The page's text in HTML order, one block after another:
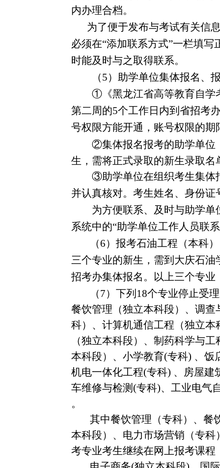
内办理合档。
为了便于发布与考试有关信
必须在“添加联系方式”一栏填
时能及时与之取得联系。
（5）助学单位集体报名、
①《黑龙江省高等教育自学
第二周的5个工作日内到省招考
号权限方能开通，账号权限的
②集体报名报考的助学单位
生，需将正式录取的新生录取
③助学单位在组织考生集体
并认真核对。考生姓名、身份
为方便联系、及时与助学
系统中的“助学单位工作人员联
（6）报考石油工程（本科
三个专业的新生，需到大庆石油
招考办集体报名。以上三个专
（7）下列 18个专业停止受
餐饮管理（独立本科段）、调
科）、计算机通信工程（独立本
（独立本科段）、制药科学与
本科段）、小学教育(专科) 、饭
机电一体化工程(专科) 、房屋建
车维修与检测 (专科)、工业电气
。
其中餐饮管理（专科）、餐
本科段）、电力市场营销（专
考专业考生继续在网上报考课程